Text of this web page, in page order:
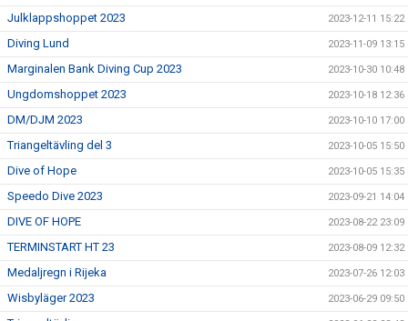
Julklappshoppet 2023 2023-12-11 15:22
Diving Lund 2023-11-09 13:15
Marginalen Bank Diving Cup 2023 2023-10-30 10:48
Ungdomshoppet 2023 2023-10-18 12:36
DM/DJM 2023 2023-10-10 17:00
Triangeltävling del 3 2023-10-05 15:50
Dive of Hope 2023-10-05 15:35
Speedo Dive 2023 2023-09-21 14:04
DIVE OF HOPE 2023-08-22 23:09
TERMINSTART HT 23 2023-08-09 12:32
Medaljregn i Rijeka 2023-07-26 12:03
Wisbyläger 2023 2023-06-29 09:50